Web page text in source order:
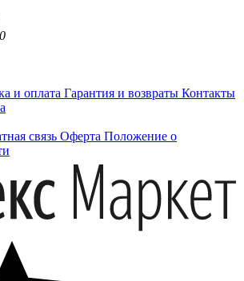
и оплата Гарантия и возвраты Контакты
связь Оферта Положение о